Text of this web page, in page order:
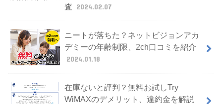
査 2024.02.07
ニートが落ちた？ネットビジョンアカ
デミーの年齢制限、2ch口コミを紹介
2024.01.18
在庫ないと評判？無料お試しTry
WiMAXのデメリット、違約金を解説